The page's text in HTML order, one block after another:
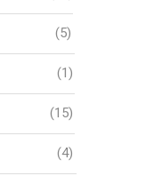
(5)
(1)
(15)
(4)